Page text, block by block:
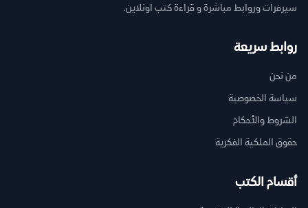
سيرفرات وروابط مباشرة و قراءة كتب اونلاين.
روابط سريعة
من نحن
سياسة الخصوصية
الشروط والأحكام
حقوق الملكية الفكرية
أقسام الكتب